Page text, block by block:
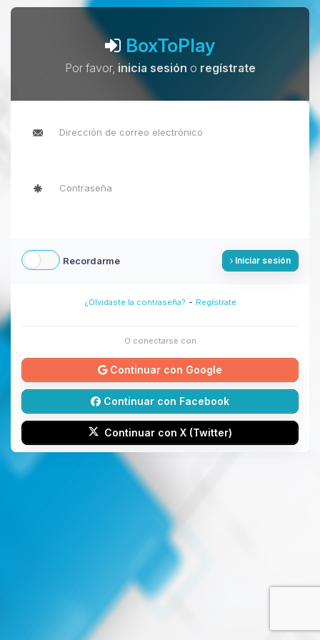
BoxToPlay
Por favor, inicia sesión o regístrate
Recordarme Iniciar sesión
¿Olvidaste la contraseña? - Regístrate
O conectarse con
Continuar con Google
Continuar con Facebook
Continuar con X (Twitter)